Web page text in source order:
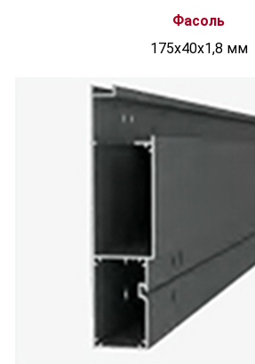
Фасоль
175x40x1,8 мм